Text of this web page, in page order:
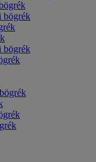
bögrék
bögrék